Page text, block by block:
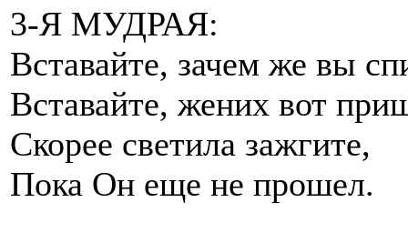
3-Я МУДРАЯ:
Вставайте, зачем же вы
Вставайте, жених вот
Скорее светила зажгите,
Пока Он еще не прошел.